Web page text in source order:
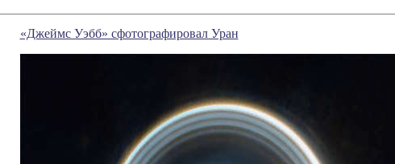
«Джеймс Уэбб» сфотографировал Уран